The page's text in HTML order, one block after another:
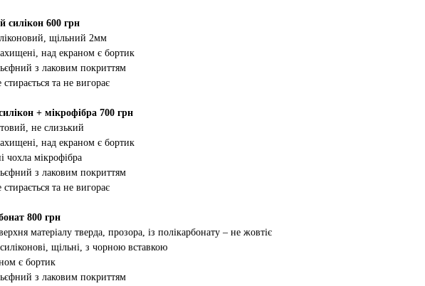
силікон 600 грн
щільний 2мм
над екраном є бортик
з лаковим покриттям
та не вигорає
+ мікрофібра 700 грн
не слизький
над екраном є бортик
чохла мікрофібра
з лаковим покриттям
та не вигорає
800 грн
матеріалу тверда, прозора, із полікарбонату – не жовтіє
щільні, з чорною вставкою
є бортик
з лаковим покриттям